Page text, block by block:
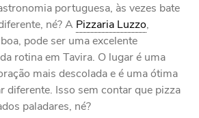
portuguesa, às vezes bate
né? A Pizzaria Luzzo,
pode ser uma excelente
rotina em Tavira. O lugar é uma
mais descolada e é uma ótima
diferente. Isso sem contar que pizza
paladares, né?